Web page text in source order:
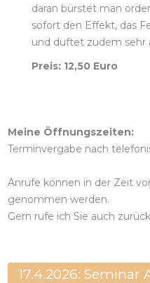
daran bürstet man
sofort den Effekt, das
und duftet zudem sehr
Preis: 12,50 Euro
Meine Öffnungszeiten:
Terminvergabe nach
Anrufe können in der Zeit
genommen werden.
Gern rufe ich Sie auch
17.4.2026: Seminar